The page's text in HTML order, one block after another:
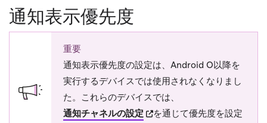
通知表示優先度
重要
通知表示優先度の設定は、Android O以降を
実行するデバイスでは使用されなくなりまし
た。これらのデバイスでは、
通知チャネルの設定 (opens in new tab)
を通じて優先度を設定